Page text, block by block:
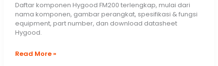
Daftar komponen Hygood FM200 terlengkap, mulai dari
nama komponen, gambar perangkat, spesifikasi & fungsi
equipment, part number, dan download datasheet
Hygood.
Terlengkap!
Read More »